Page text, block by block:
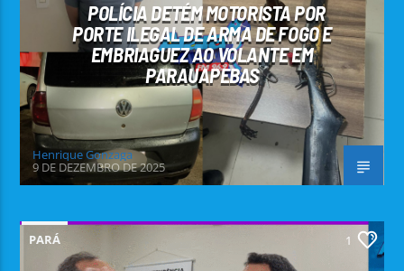
POLÍCIA DETÉM MOTORISTA POR
PORTE ILEGAL DE ARMA DE FOGO E
EMBRIAGUEZ AO VOLANTE EM
PARAUAPEBAS
Henrique Gonzaga
9 DE DEZEMBRO DE 2025
PARÁ 1